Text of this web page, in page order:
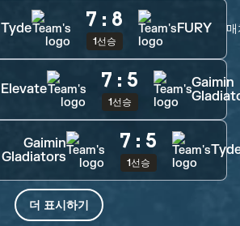
Tyde 7 : 8
1선승
FURY
Elevate 7 : 5
1선승
Gaimin
Gaimin
Gladiators
7 : 5
1선승
더 표시하기